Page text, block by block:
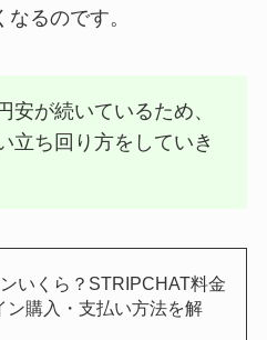
るのです。
安が続いているため、
立ち回り方をしていき
いくら？STRIPCHAT料金
ン購入・支払い方法を解